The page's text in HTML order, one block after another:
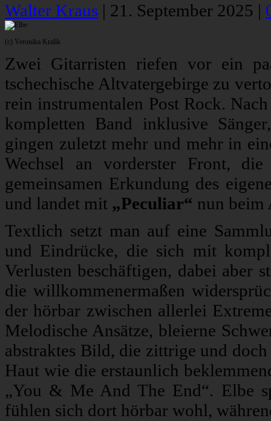
Walter Kraus | 21. September 2025 |
(c) Veronika Kralik
Zwei Gitarristen riefen vor ein
tschechische Altvatergebirge zu
rein instrumentalen Post Rock.
kompletten Band inklusive
gingen zuletzt mehr und mehr in
Wechsel an vorderster Front,
gemeinsamen Erkundung des
und landet mit „Peculiar“ nun beim
Textlich setzt man auf eine
und Eindrücke, die sich mit
Verlusten beschäftigen, dabei aber
die willkommenermaßen
der hörbar zwischen allerlei
Melodische Ansätze, bleierne
abstraktes Bild, die zittrige und
Haut wie die erstaunlich
„You & Me And The End“. Elbe
fühlen sich dort hörbar wohl,